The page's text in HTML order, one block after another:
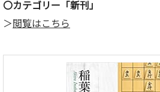
〇カテゴリー「新刊」
＞ 閲覧はこちら